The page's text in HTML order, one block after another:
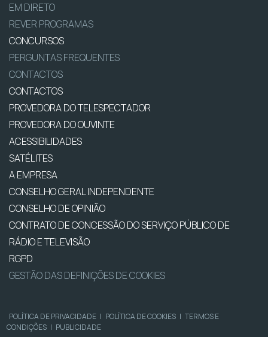
EM DIRETO
REVER PROGRAMAS
CONCURSOS
PERGUNTAS FREQUENTES
CONTACTOS
CONTACTOS
PROVEDORA DO TELESPECTADOR
PROVEDORA DO OUVINTE
ACESSIBILIDADES
SATÉLITES
A EMPRESA
CONSELHO GERAL INDEPENDENTE
CONSELHO DE OPINIÃO
CONTRATO DE CONCESSÃO DO SERVIÇO PÚBLICO DE
RÁDIO E TELEVISÃO
RGPD
GESTÃO DAS DEFINIÇÕES DE COOKIES
POLÍTICA DE PRIVACIDADE | POLÍTICA DE COOKIES | TERMOS E
CONDIÇÕES | PUBLICIDADE